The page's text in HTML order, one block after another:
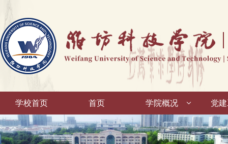
学校首页 首页 学院概况 党